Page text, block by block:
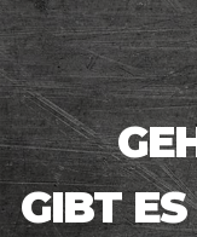
GIBT ES